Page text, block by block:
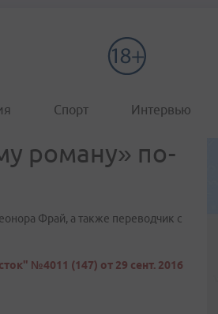
Спорт Интервью
роману» по-
Фрай, а также переводчик с
№4011 (147) от 29 сент. 2016